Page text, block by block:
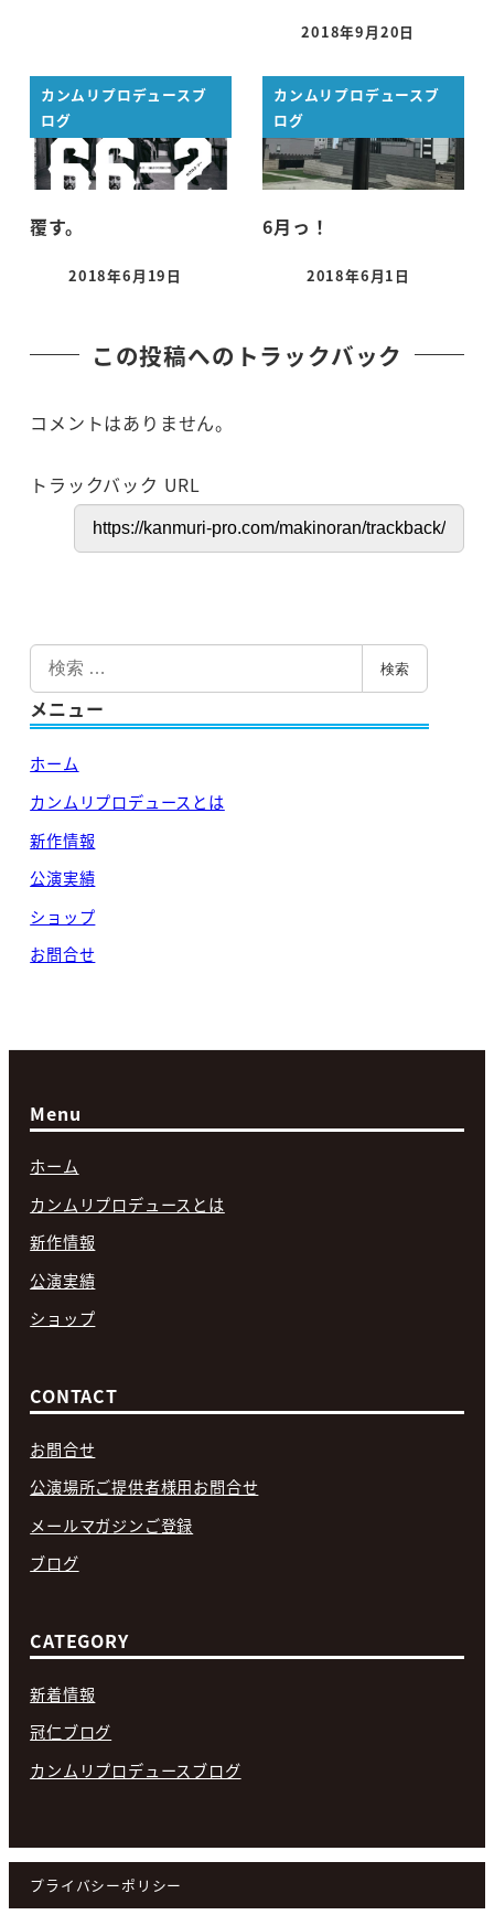
投稿日
2018年9月20日
カンムリプロデュースブ
ログ
覆す。
投稿日
2018年6月19日
カンムリプロデュースブ
ログ
6月っ！
投稿日
2018年6月1日
この投稿へのトラックバック
コメントはありません。
トラックバック URL
索
検索
メニュー
ホーム
カンムリプロデュースとは
新作情報
公演実績
ショップ
お問合せ
Menu
ホーム
カンムリプロデュースとは
新作情報
公演実績
ショップ
CONTACT
お問合せ
公演場所ご提供者様用お問合せ
メールマガジンご登録
ブログ
CATEGORY
新着情報
冠仁ブログ
カンムリプロデュースブログ
プライバシーポリシー